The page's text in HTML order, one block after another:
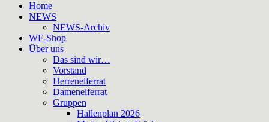
Home
NEWS
NEWS-Archiv
WF-Shop
Über uns
Das sind wir…
Vorstand
Herrenelferrat
Damenelferrat
Gruppen
Hallenplan 2026